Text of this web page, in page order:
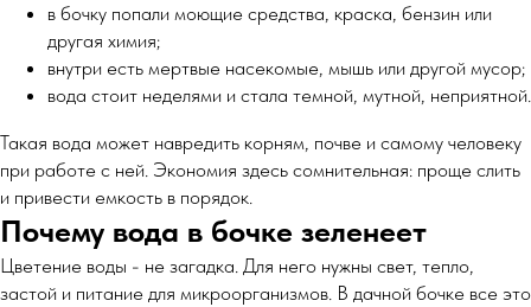
в бочку попали моющие средства, краска, бензин или
другая химия;
внутри есть мертвые насекомые, мышь или другой мусор;
вода стоит неделями и стала темной, мутной, неприятной.
Такая вода может навредить корням, почве и самому человеку
при работе с ней. Экономия здесь сомнительная: проще слить
и привести емкость в порядок.
Почему вода в бочке зеленеет
Цветение воды - не загадка. Для него нужны свет, тепло,
застой и питание для микроорганизмов. В дачной бочке все это